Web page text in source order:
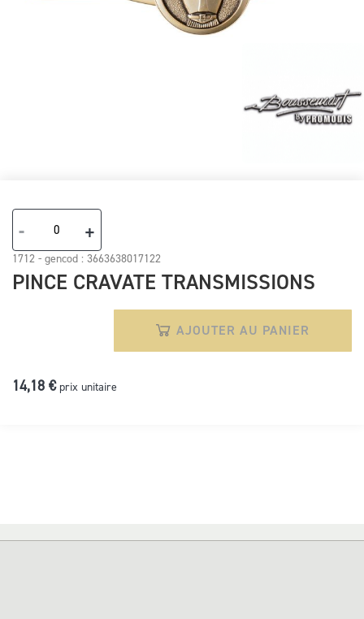
- +
1712 - gencod : 3663638017122
PINCE CRAVATE TRANSMISSIONS
AJOUTER AU PANIER
14,18 € prix unitaire
the
beginning
the
images